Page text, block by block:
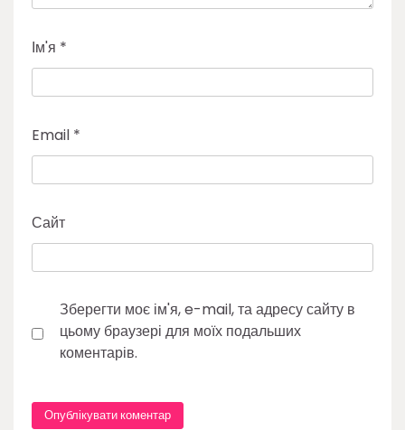
Ім'я *
Email *
Сайт
Зберегти моє ім'я, e-mail, та адресу сайту в
цьому браузері для моїх подальших
коментарів.